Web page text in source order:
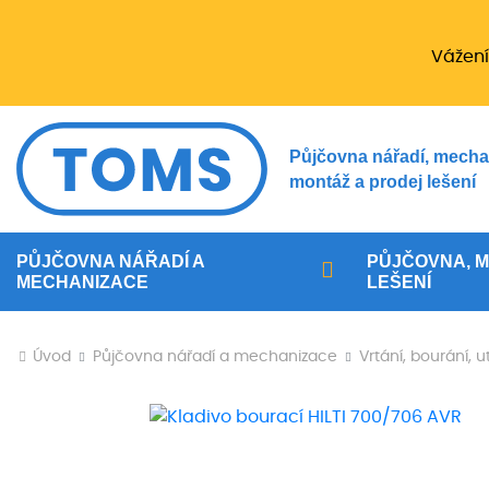
Půjčovna nářadí,
montáž a prodej lešení
PŮJČOVNA NÁŘADÍ A
MECHANIZACE
PŮJČOVNA,
LEŠENÍ
Úvod Půjčovna nářadí a mechanizace Vrtání, bourání,